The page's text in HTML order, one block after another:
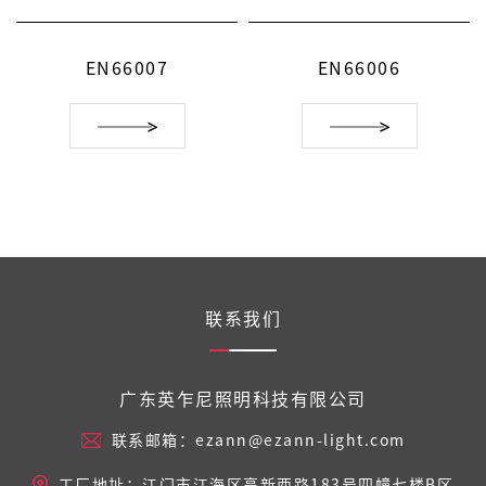
EN66007 EN66006
联系我们
广东英乍尼照明科技有限公司
联系邮箱：ezann@ezann-light.com